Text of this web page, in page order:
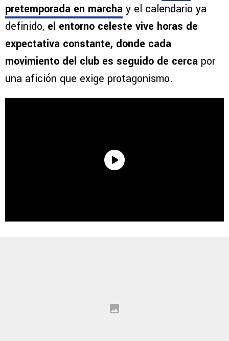
pretemporada en marcha y el calendario ya
definido, el entorno celeste vive horas de
expectativa constante, donde cada
movimiento del club es seguido de cerca por
una afición que exige protagonismo.